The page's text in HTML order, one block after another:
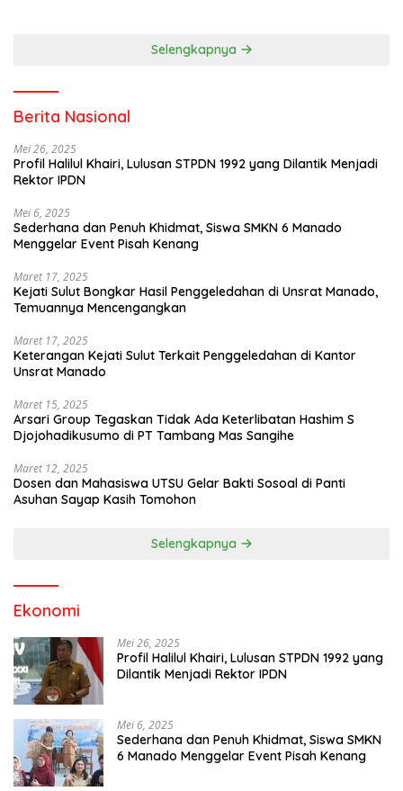
Selengkapnya
Berita Nasional
Mei 26, 2025
Profil Halilul Khairi, Lulusan STPDN 1992 yang Dilantik Menjadi
Rektor IPDN
Mei 6, 2025
Sederhana dan Penuh Khidmat, Siswa SMKN 6 Manado
Menggelar Event Pisah Kenang
Maret 17, 2025
Kejati Sulut Bongkar Hasil Penggeledahan di Unsrat Manado,
Temuannya Mencengangkan
Maret 17, 2025
Keterangan Kejati Sulut Terkait Penggeledahan di Kantor
Unsrat Manado
Maret 15, 2025
Arsari Group Tegaskan Tidak Ada Keterlibatan Hashim S
Djojohadikusumo di PT Tambang Mas Sangihe
Maret 12, 2025
Dosen dan Mahasiswa UTSU Gelar Bakti Sosoal di Panti
Asuhan Sayap Kasih Tomohon
Selengkapnya
Ekonomi
Mei 26, 2025
Profil Halilul Khairi, Lulusan STPDN 1992 yang
Dilantik Menjadi Rektor IPDN
Mei 6, 2025
Sederhana dan Penuh Khidmat, Siswa SMKN
6 Manado Menggelar Event Pisah Kenang